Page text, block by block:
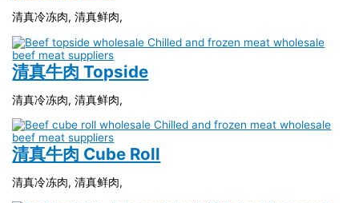
清真冷冻肉, 清真鲜肉,
清真牛肉 Topside
清真冷冻肉, 清真鲜肉,
清真牛肉 Cube Roll
清真冷冻肉, 清真鲜肉,